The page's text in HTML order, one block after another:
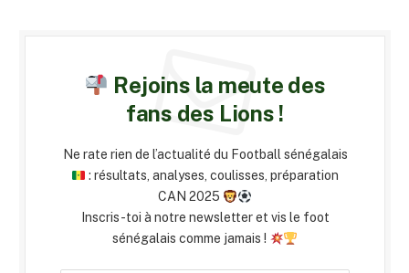
Rejoins la meute des
fans des Lions !
Ne rate rien de l’actualité du Football sénégalais
: résultats, analyses, coulisses, préparation
CAN 2025
Inscris-toi à notre newsletter et vis le foot
sénégalais comme jamais !